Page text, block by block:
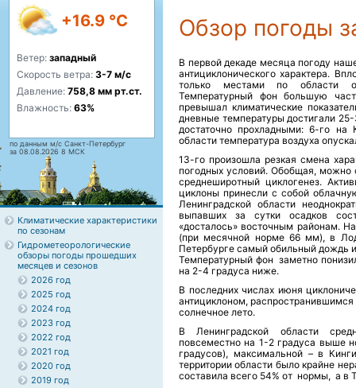
+16.9 °C
Ветер: западный
Скорость ветра: 3-7 м/с
Давление: 758,8 мм рт.ст.
Влажность: 63%
по данным м/с Санкт-Петербург
за 08.08.2026 8 МСК
Климатические характеристики
по сезонам
Гидрометеорологические
обзоры погоды прошедших
месяцев и сезонов
2026 год
2025 год
2024 год
2023 год
2022 год
2021 год
2020 год
2019 год
Обзор погоды
В первой декаде месяца погоду
антициклонического характера.
только местами по области
Температурный фон большую
превышал климатические
дневные температуры достигали
достаточно прохладными: 6-го на
области температура воздуха
13-го произошла резкая смена
погодных условий. Обобщая, можно
среднеширотный циклогенез.
циклоны принесли с собой
Ленинградской области
выпавших за сутки осадков
«досталось» восточным районам.
(при месячной норме 66 мм), в
Петербурге самый обильный дождь
Температурный фон заметно
на 2-4 градуса ниже.
В последних числах июня
антициклоном,
солнечное лето.
В Ленинградской области
повсеместно на 1-2 градуса выше
градусов), максимальной – в
территории области было крайне
составила всего 54% от нормы, а в